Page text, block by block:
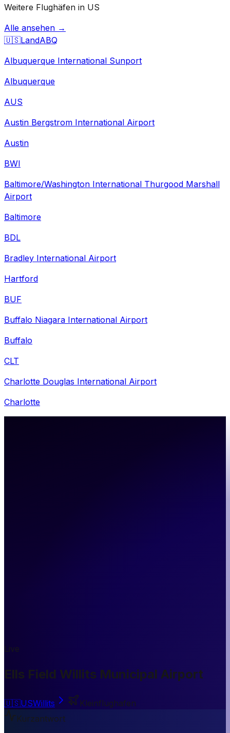
Weitere Flughäfen in US
Alle ansehen →
🇺🇸LandABQ
Albuquerque International Sunport
Albuquerque
AUS
Austin Bergstrom International Airport
Austin
BWI
Baltimore/Washington International Thurgood Marshall
Airport
Baltimore
BDL
Bradley International Airport
Hartford
BUF
Buffalo Niagara International Airport
Buffalo
CLT
Charlotte Douglas International Airport
Charlotte
Live
Ells Field Willits Municipal Airport
🇺🇸USWillits
Kleinflughafen
Kurzantwort